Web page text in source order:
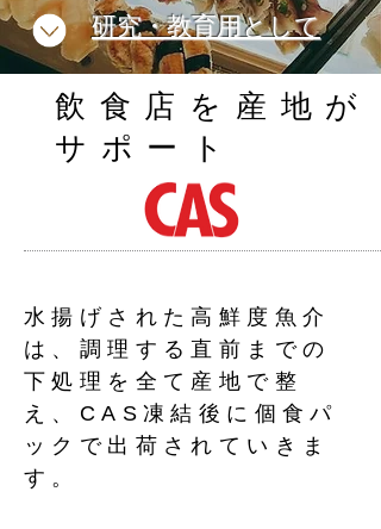
研究・教育用として
​飲食店を産地が
サポート
水揚げされた高鮮度魚介
は、調理する直前までの
下処理を全て産地で整
え、CAS凍結後に個食パ
ックで出荷されていきま
す。